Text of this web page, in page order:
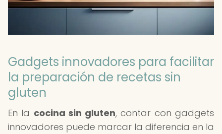
Gadgets innovadores para facilitar
la preparación de recetas sin
gluten
En la cocina sin gluten, contar con gadgets
innovadores puede marcar la diferencia en la